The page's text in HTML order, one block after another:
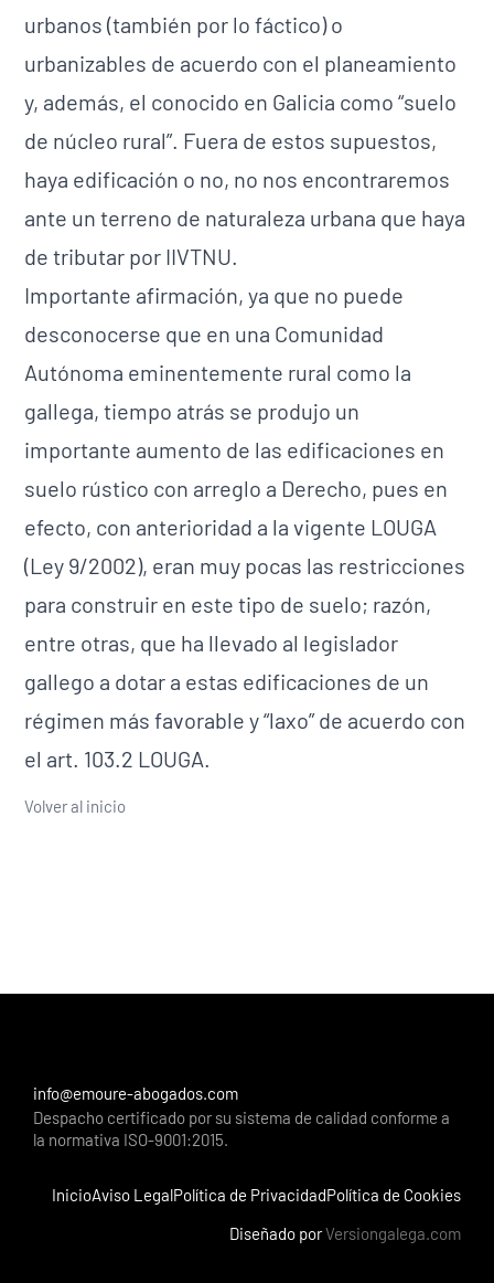
urbanos (también por lo fáctico) o
urbanizables de acuerdo con el planeamiento
y, además, el conocido en Galicia como “suelo
de núcleo rural”. Fuera de estos supuestos,
haya edificación o no, no nos encontraremos
ante un terreno de naturaleza urbana que haya
de tributar por IIVTNU.
Importante afirmación, ya que no puede
desconocerse que en una Comunidad
Autónoma eminentemente rural como la
gallega, tiempo atrás se produjo un
importante aumento de las edificaciones en
suelo rústico con arreglo a Derecho, pues en
efecto, con anterioridad a la vigente LOUGA
(Ley 9/2002), eran muy pocas las restricciones
para construir en este tipo de suelo; razón,
entre otras, que ha llevado al legislador
gallego a dotar a estas edificaciones de un
régimen más favorable y “laxo” de acuerdo con
el art. 103.2 LOUGA.
Volver al inicio
info@emoure-abogados.com
Despacho certificado por su sistema de calidad conforme a
la normativa ISO-9001:2015.
InicioAviso LegalPolítica de PrivacidadPolítica de Cookies
Diseñado porVersiongalega.com